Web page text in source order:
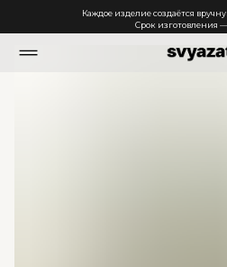
Каждое изделие создаётся
Срок изготовления —